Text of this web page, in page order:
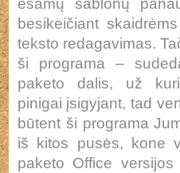
esamų šablonų
besikeičiant
teksto redagavimas.
ši programa –
paketo dalis, už
pinigai įsigyjant, tad
būtent ši programa
iš kitos pusės, kone
paketo Office